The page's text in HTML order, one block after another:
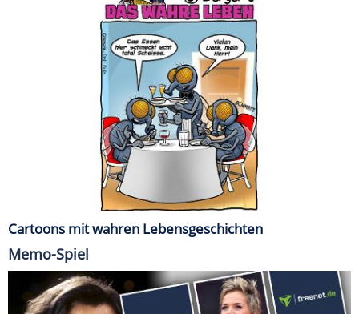
Cartoons mit wahren Lebensgeschichten
Memo-Spiel